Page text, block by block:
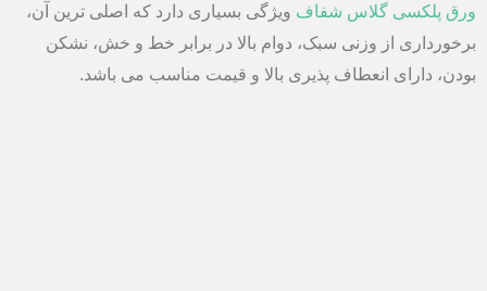
ورق پلکسی گلاس شفاف ویژگی بسیاری دارد که اصلی ترین آن،
برخورداری از وزنی سبک، دوام بالا در برابر خط و خش، نشکن
بودن، دارای انعطاف پذیری بالا و قیمت مناسب می باشد.